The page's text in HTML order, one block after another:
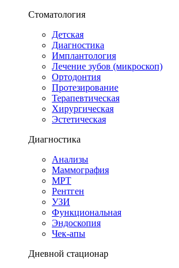
Стоматология
Детская
Диагностика
Имплантология
Лечение зубов (микроскоп)
Ортодонтия
Протезирование
Терапевтическая
Хирургическая
Эстетическая
Диагностика
Анализы
Маммография
МРТ
Рентген
УЗИ
Функциональная
Эндоскопия
Чек-апы
Дневной стационар